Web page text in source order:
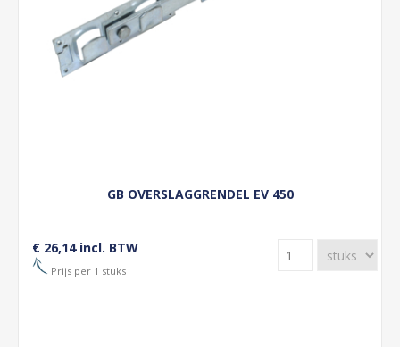
GB OVERSLAGGRENDEL EV 450
€ 26,14 incl. BTW
Prijs per 1 stuks